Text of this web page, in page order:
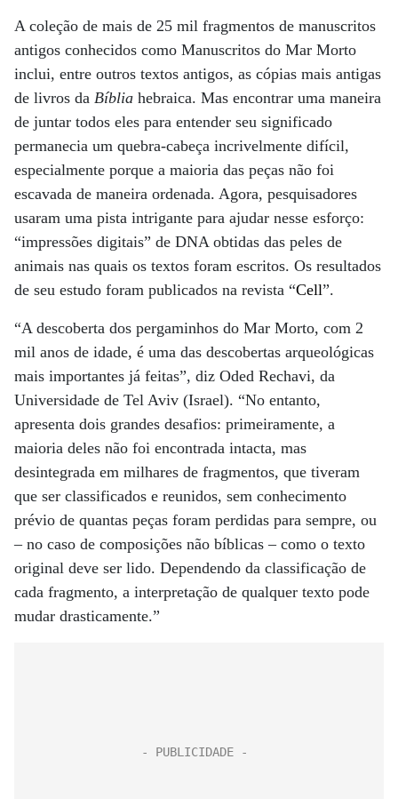
A coleção de mais de 25 mil fragmentos de manuscritos
antigos conhecidos como Manuscritos do Mar Morto
inclui, entre outros textos antigos, as cópias mais antigas
de livros da Bíblia hebraica. Mas encontrar uma maneira
de juntar todos eles para entender seu significado
permanecia um quebra-cabeça incrivelmente difícil,
especialmente porque a maioria das peças não foi
escavada de maneira ordenada. Agora, pesquisadores
usaram uma pista intrigante para ajudar nesse esforço:
“impressões digitais” de DNA obtidas das peles de
animais nas quais os textos foram escritos. Os resultados
de seu estudo foram publicados na revista “Cell”.
“A descoberta dos pergaminhos do Mar Morto, com 2
mil anos de idade, é uma das descobertas arqueológicas
mais importantes já feitas”, diz Oded Rechavi, da
Universidade de Tel Aviv (Israel). “No entanto,
apresenta dois grandes desafios: primeiramente, a
maioria deles não foi encontrada intacta, mas
desintegrada em milhares de fragmentos, que tiveram
que ser classificados e reunidos, sem conhecimento
prévio de quantas peças foram perdidas para sempre, ou
– no caso de composições não bíblicas – como o texto
original deve ser lido. Dependendo da classificação de
cada fragmento, a interpretação de qualquer texto pode
mudar drasticamente.”